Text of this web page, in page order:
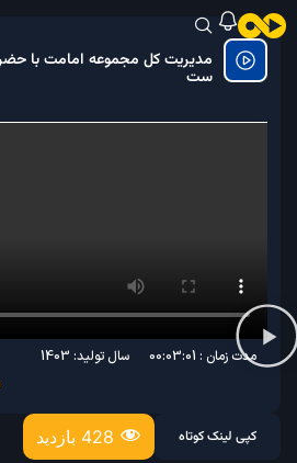
مدیریت کل مجموعه امامت با
ست
مدت زمان : 00:03:01 سال تولید: 1403
کپی لینک کوتاه